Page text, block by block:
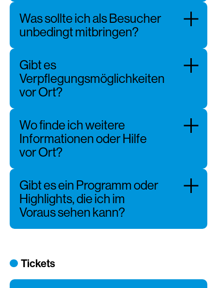
Was sollte ich als Besucher
unbedingt mitbringen?
Gibt es
Verpflegungsmöglichkeiten
vor Ort?
Wo finde ich weitere
Informationen oder Hilfe
vor Ort?
Gibt es ein Programm oder
Highlights, die ich im
Voraus sehen kann?
Tickets